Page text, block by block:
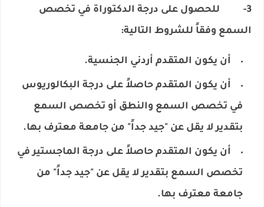
3- للحصول على درجة الدكتوراة في تخصص
السمع وفقاً للشروط التالية:
أن يكون المتقدم أردني الجنسية.
أن يكون المتقدم حاصلاً على درجة البكالوريوس
في تخصص السمع والنطق أو تخصص السمع
بتقدير لا يقل عن "جيد جداً" من جامعة معترف بها.
أن يكون المتقدم حاصلاً على درجة الماجستير في
تخصص السمع بتقدير لا يقل عن "جيد جداً" من
جامعة معترف بها.